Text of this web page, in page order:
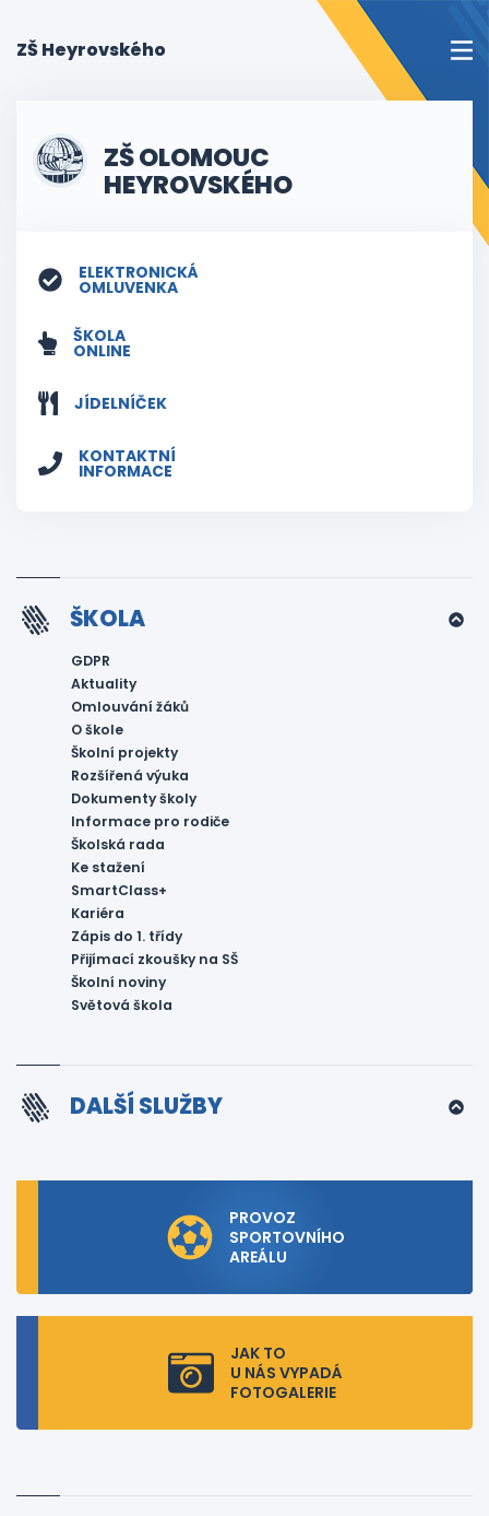
ZŠ Heyrovského
ZŠ OLOMOUC
HEYROVSKÉHO
ELEKTRONICKÁ
OMLUVENKA
ŠKOLA
ONLINE
JÍDELNÍČEK
KONTAKTNÍ
INFORMACE
ŠKOLA
GDPR
Aktuality
Omlouvání žáků
O škole
Školní projekty
Rozšířená výuka
Dokumenty školy
Informace pro rodiče
Školská rada
Ke stažení
SmartClass+
Kariéra
Zápis do 1. třídy
Přijímací zkoušky na SŠ
Školní noviny
Světová škola
DALŠÍ SLUŽBY
PROVOZ
SPORTOVNÍHO
AREÁLU
JAK TO
U NÁS VYPADÁ
FOTOGALERIE